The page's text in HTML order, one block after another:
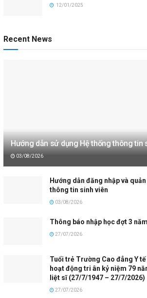
12/01/2025
Recent News
Hướng dẫn sử dụng Hệ thống thông tin
03/08/2026
Hướng dẫn đăng nhập và
thông tin sinh viên
03/08/2026
Thông báo nhập học đợt 3
27/07/2026
Tuổi trẻ Trường Cao đẳng Y
hoạt động tri ân kỷ niệm 79
liệt sĩ (27/7/1947 – 27/7/2026)
27/07/2026